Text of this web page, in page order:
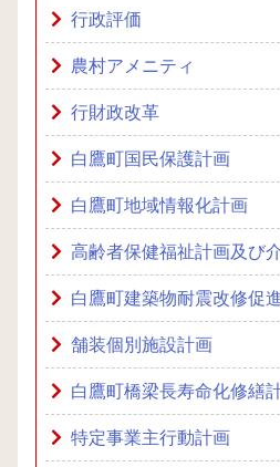
行政評価
農村アメニティ
行財政改革
白鷹町国民保護計画
白鷹町地域情報化計画
高齢者保健福祉計画及び
白鷹町建築物耐震改修促
舗装個別施設計画
白鷹町橋梁長寿命化修繕
特定事業主行動計画